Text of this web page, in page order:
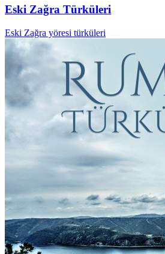
Eski Zağra Türküleri
Eski Zağra yöresi türküleri